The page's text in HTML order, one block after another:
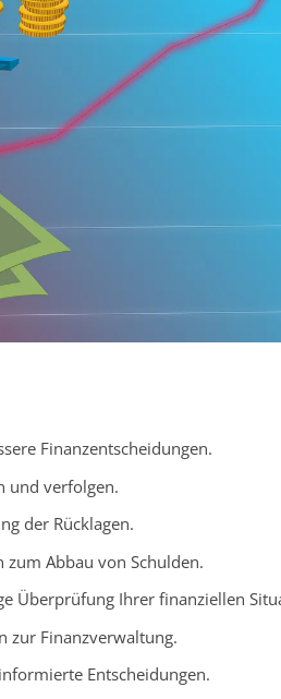
Finanzentscheidungen.
und verfolgen.
der Rücklagen.
zum Abbau von Schulden.
Überprüfung Ihrer finanziellen
zur Finanzverwaltung.
Entscheidungen.